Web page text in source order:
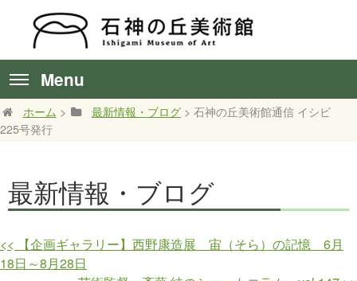
Menu
ホーム > 最新情報・ブログ > 石神の丘美術館通信 イシビ
225号発行
最新情報・ブログ
<< 【企画ギャラリー】西野康造展 宙（そら）の記憶 6月
18日～8月28日